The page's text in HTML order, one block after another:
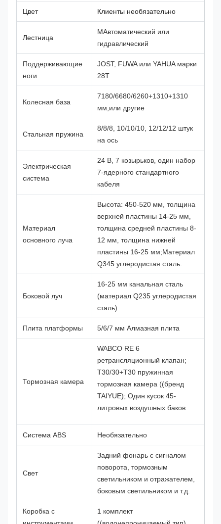
Цвет Клиенты необязательно
Лестница
МАвтоматический или
гидравлический
Поддерживающие
ноги
JOST, FUWA или YAHUA марки
28T
Колесная база
7180/6680/6260+1310+1310
мм,или другие
Стальная пружина
8/8/8, 10/10/10, 12/12/12 штук
на ось
Электрическая
система
24 В, 7 козырьков, один набор
7-ядерного стандартного
кабеля
Материал
основного луча
Высота: 450-520 мм, толщина
верхней пластины 14-25 мм,
толщина средней пластины 8-
12 мм, толщина нижней
пластины 16-25 мм;Материал
Q345 углеродистая сталь.
Боковой луч
16-25 мм канальная сталь
(материал Q235 углеродистая
сталь)
Плита платформы 5/6/7 мм Алмазная плита
Тормозная камера
WABCO RE 6
ретрансляционный клапан;
T30/30+T30 пружинная
тормозная камера ((бренд
TAIYUE); Один кусок 45-
литровых воздушных баков
Система ABS Необязательно
Свет
Задний фонарь с сигналом
поворота, тормозным
светильником и отражателем,
боковым светильником и т.д.
Коробка с
1 комплект